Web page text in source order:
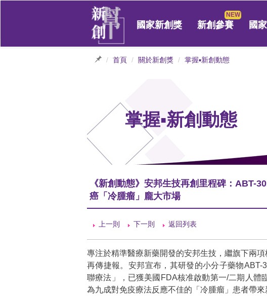
國家新創獎 新創參賽 國
首頁 關於新創獎 掌握▪新創動態
掌握▪新創動態
《新創動態》安邦生技再創里程碑：ABT-
癌「冷腫瘤」龐大市場
上一則 下一則 返回列表
專注於精準醫療新藥開發的安邦生技，繼旗下兩
再傳捷報。安邦宣布，其研發的小分子藥物
聯療法」，已獲美國FDA核准啟動第一/二期人體
為九成對免疫療法反應不佳的「冷腫瘤」患者帶來